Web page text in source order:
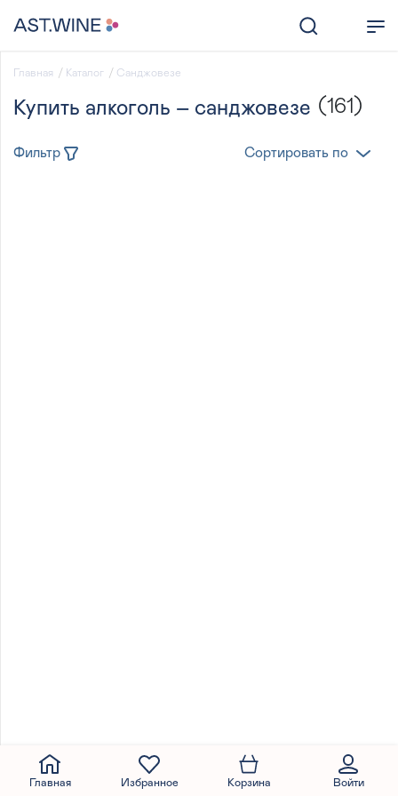
Главная Избранное Корзина Войти
Главная Каталог Санджовезе
Купить алкоголь – санджовезе (161)
Фильтр Сортировать по